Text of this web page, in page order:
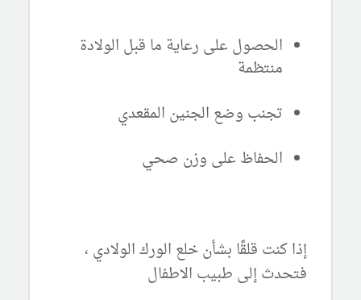
الحصول على رعاية ما قبل الولادة
منتظمة
تجنب وضع الجنين المقعدي
الحفاظ على وزن صحي
إذا كنت قلقًا بشأن خلع الورك الولادي ،
فتحدث إلى طبيب الاطفال